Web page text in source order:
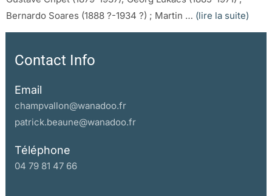
Bernardo Soares (1888 ?-1934 ?) ; Martin … (lire la suite)
Contact Info
Email
champvallon@wanadoo.fr
patrick.beaune@wanadoo.fr
Téléphone
04 79 81 47 66